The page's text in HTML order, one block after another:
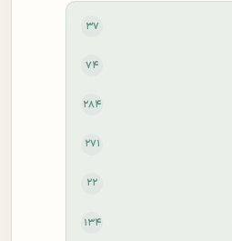
۳۷
۷۴
۲۸۴
۲۷۱
۲۲
۱۳۴